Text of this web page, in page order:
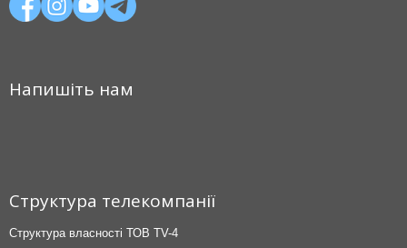
Напишіть нам
Структура телекомпанії
Структура власності ТОВ TV-4